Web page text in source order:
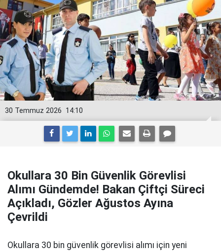
14:10
30 Temmuz 2026
Okullara 30 Bin Güvenlik Görevlisi
Alımı Gündemde! Bakan Çiftçi Süreci
Açıkladı, Gözler Ağustos Ayına
Çevrildi
Okullara 30 bin güvenlik görevlisi alımı için yeni